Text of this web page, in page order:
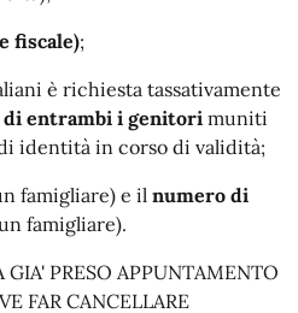
fiscale);
è richiesta tassativamente
di entrambi i genitori muniti
identità in corso di validità;
famigliare) e il numero di
famigliare).
GIA' PRESO APPUNTAMENTO
FAR CANCELLARE